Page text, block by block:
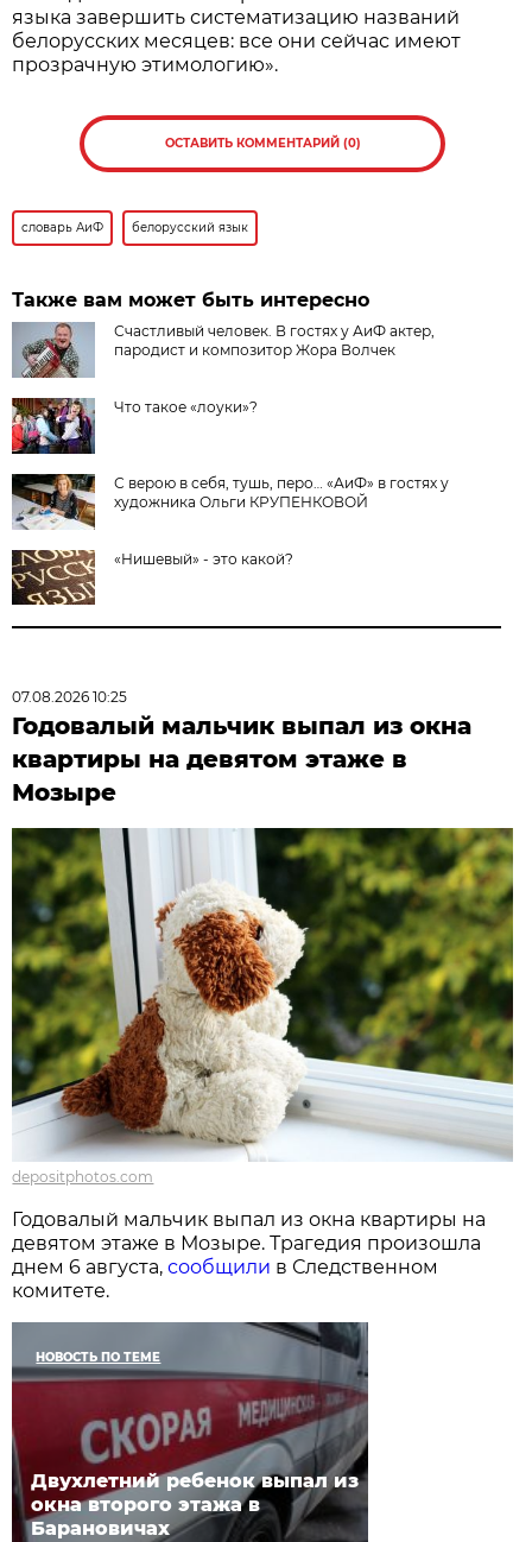
языка завершить систематизацию названий
белорусских месяцев: все они сейчас имеют
прозрачную этимологию».
ОСТАВИТЬ КОММЕНТАРИЙ (0)
словарь АиФ белорусский язык
Также вам может быть интересно
Счастливый человек. В гостях у АиФ актер,
пародист и композитор Жора Волчек
Что такое «лоуки»?
С верою в себя, тушь, перо… «АиФ» в гостях у
художника Ольги КРУПЕНКОВОЙ
«Нишевый» - это какой?
07.08.2026 10:25
Годовалый мальчик выпал из окна
квартиры на девятом этаже в
Мозыре
depositphotos.com
Годовалый мальчик выпал из окна квартиры на
девятом этаже в Мозыре. Трагедия произошла
днем 6 августа,сообщили в Следственном
комитете.
НОВОСТЬ ПО ТЕМЕ
Двухлетний ребенок выпал из
окна второго этажа в
Барановичах